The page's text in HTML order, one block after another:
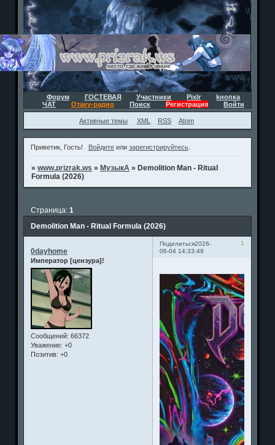
Форум ГОСТЕВАЯ Участники Pixlr
kнопка
ЧАТ
Отаку-радио Поиск Регистрация Войти
Активные темы XML RSS Atom
Приветик, Гость! Войдитеили зарегистрируйтесь.
»www.prizrak.ws » МузыкА » Demolition Man - Ritual
Formula (2026)
Demolition Man - Ritual Formula (2026)
Страница:1
Поделиться 1
2026-
06-04 14:33:49
0dayhome
Император [цензура]!
Сообщений: 66372
Уважение: +0
Позитив: +0